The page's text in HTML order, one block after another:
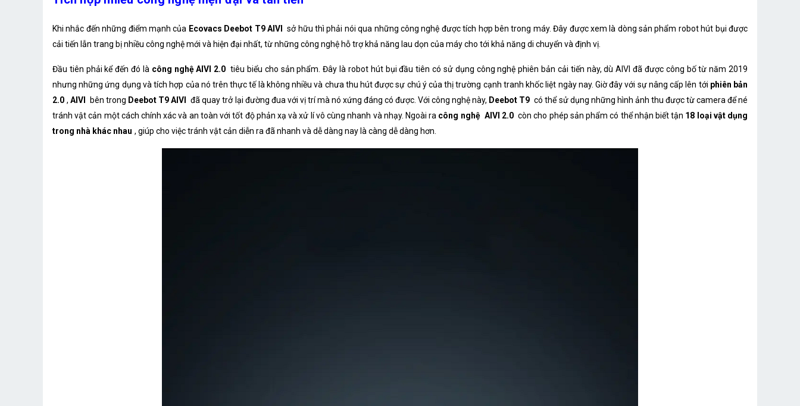
Khi nhắc đến những điểm mạnh của Ecovacs Deebot T9 AIVI
sở hữu thì phải nói qua những công nghệ được tích hợp bên trong máy. Đây được xem là dòng sản phẩm robot hút bụi được
cải tiến lẫn trang bị nhiều công nghệ mới và hiện đại nhất, từ những công nghệ hỗ trợ khả năng lau dọn của máy cho tới khả năng di chuyển và định vị.
Đầu tiên phải kể đến đó là công nghệ AIVI 2.0 tiêu biểu cho sản phẩm. Đây là robot hút bụi đầu tiên có sử dụng công nghệ phiên bản cải tiến này, dù AIVI đã được công bố từ năm 2019
nhưng những ứng dụng và tích hợp của nó trên thực tế là không nhiều và chưa thu hút được sự chú ý của thị trường cạnh tranh khốc liệt ngày nay. Giờ đây với sự nâng cấp lên tới phiên bản
2.0 ,AIVI bên trong Deebot T9 AIVI đã quay trở lại đường đua với vị trí mà nó xứng đáng có được. Với công nghệ này, Deebot T9 có thể sử dụng những hình ảnh thu được từ camera để né
tránh vật cản một cách chính xác và an toàn với tốt độ phản xạ và xử lí vô cùng nhanh và nhạy. Ngoài ra công nghệ AIVI 2.0 còn cho phép sản phẩm có thể nhận biết tận 18 loại vật dụng
trong nhà khác nhau , giúp cho việc tránh vật cản diễn ra đã nhanh và dễ dàng nay là càng dễ dàng hơn.